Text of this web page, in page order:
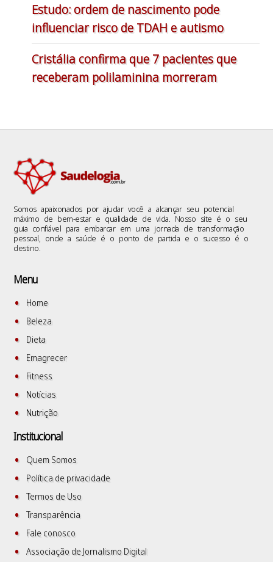
Estudo: ordem de nascimento pode
influenciar risco de TDAH e autismo
Cristália confirma que 7 pacientes que
receberam polilaminina morreram
Somos apaixonados por ajudar você a alcançar seu potencial
máximo de bem-estar e qualidade de vida. Nosso site é o seu
guia confiável para embarcar em uma jornada de transformação
pessoal, onde a saúde é o ponto de partida e o sucesso é o
destino.
Menu
Home
Beleza
Dieta
Emagrecer
Fitness
Notícias
Nutrição
Institucional
Quem Somos
Política de privacidade
Termos de Uso
Transparência
Fale conosco
Associação de Jornalismo Digital